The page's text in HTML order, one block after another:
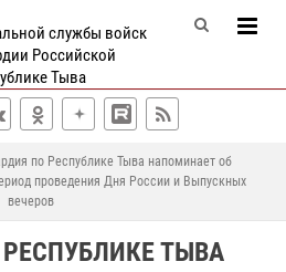
службы войск
Российской
Тыва
по Республике Тыва напоминает об
проведения Дня России и Выпускных
вечеров
ТЫВА